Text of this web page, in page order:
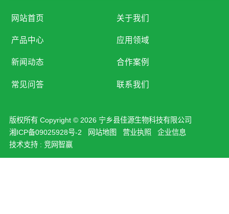
网站首页 关于我们
产品中心 应用领域
新闻动态 合作案例
常见问答 联系我们
版权所有 Copyright © 2026 宁乡县佳源生物科技有限公司
湘ICP备09025928号-2
网站地图 营业执照
企业信息
技术支持 : 竞网智赢